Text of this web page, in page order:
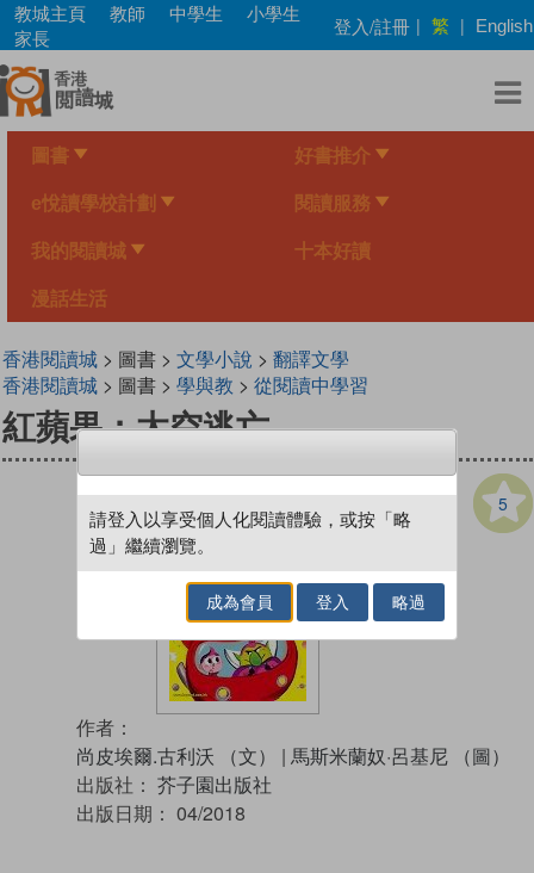
Skip
main
content
教城主頁 教師 中學生
小學生
家長
登入/註冊 | 繁 | English
圖書 好書推介
e悅讀學校計劃 閱讀服務
我的閱讀城 十本好讀
漫話生活
香港閱讀城> 圖書 > 文學小說 > 翻譯文學
香港閱讀城> 圖書 > 學與教 > 從閱讀中學習
紅蘋果：太空逃亡
5
作者：
尚皮埃爾.古利沃 （文）
| 馬斯米蘭奴·呂基尼 （圖）
出版社： 芥子園出版社
出版日期： 04/2018
請登入以享受個人化閱讀體驗，或按「略
過」繼續瀏覽。
成為會員 登入 略過